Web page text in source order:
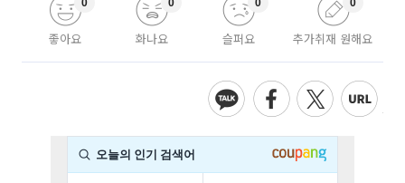
좋아요 화나요 슬퍼요 추가취재 원해요